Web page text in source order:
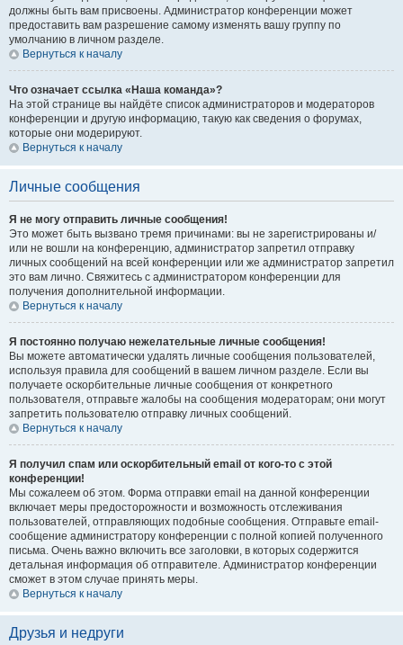
должны быть вам присвоены. Администратор конференции может
предоставить вам разрешение самому изменять вашу группу по
умолчанию в личном разделе.
Вернуться к началу
Что означает ссылка «Наша команда»?
На этой странице вы найдёте список администраторов и модераторов
конференции и другую информацию, такую как сведения о форумах,
которые они модерируют.
Вернуться к началу
Личные сообщения
Я не могу отправить личные сообщения!
Это может быть вызвано тремя причинами: вы не зарегистрированы и/
или не вошли на конференцию, администратор запретил отправку
личных сообщений на всей конференции или же администратор запретил
это вам лично. Свяжитесь с администратором конференции для
получения дополнительной информации.
Вернуться к началу
Я постоянно получаю нежелательные личные сообщения!
Вы можете автоматически удалять личные сообщения пользователей,
используя правила для сообщений в вашем личном разделе. Если вы
получаете оскорбительные личные сообщения от конкретного
пользователя, отправьте жалобы на сообщения модераторам; они могут
запретить пользователю отправку личных сообщений.
Вернуться к началу
Я получил спам или оскорбительный email от кого-то с этой
конференции!
Мы сожалеем об этом. Форма отправки email на данной конференции
включает меры предосторожности и возможность отслеживания
пользователей, отправляющих подобные сообщения. Отправьте email-
сообщение администратору конференции с полной копией полученного
письма. Очень важно включить все заголовки, в которых содержится
детальная информация об отправителе. Администратор конференции
сможет в этом случае принять меры.
Вернуться к началу
Друзья и недруги